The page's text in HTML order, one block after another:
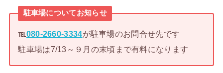
駐車場についてお知らせ
℡080-2660-3334が駐車場のお問合せ先です
駐車場は7/13～９月の末頃まで有料になります